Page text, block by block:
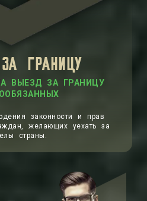
ГРАНИЦУ
законности и прав
желающих уехать за
страны.